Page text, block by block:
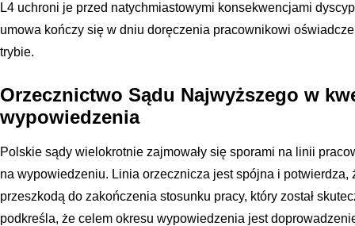
L4 uchroni je przed natychmiastowymi konsekwencjami
umowa kończy się w dniu doręczenia pracownikowi
trybie.
Orzecznictwo Sądu Najwyższego w
wypowiedzenia
Polskie sądy wielokrotnie zajmowały się sporami na linii
na wypowiedzeniu. Linia orzecznicza jest spójna i potwierdza,
przeszkodą do zakończenia stosunku pracy, który został
podkreśla, że celem okresu wypowiedzenia jest